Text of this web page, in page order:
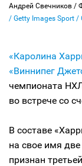
Андрей Свечников /
/ Getty Images Sport /
«Каролина
«Виннипег
чемпионата
во встрече со
В составе
на свое имя
признан